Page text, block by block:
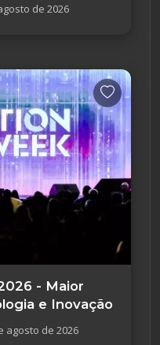
de 2026
- Maior
e Inovação
agosto de 2026